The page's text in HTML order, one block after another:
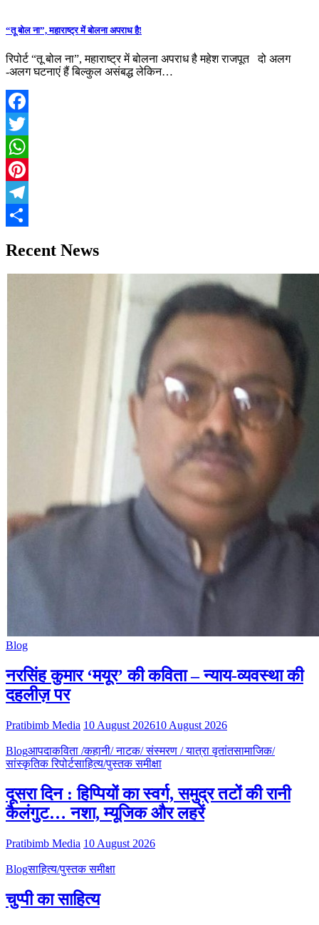
“तू बोल ना”, महाराष्ट्र में बोलना अपराध है!
रिपोर्ट “तू बोल ना”, महाराष्ट्र में बोलना अपराध है महेश राजपूत दो अलग
-अलग घटनाएं हैं बिल्कुल असंबद्ध लेकिन…
Facebook
Twitter
WhatsApp
Pinterest
Telegram
Recent News
Blog
नरसिंह कुमार ‘मयूर’ की कविता – न्याय-व्यवस्था की
दहलीज़ पर
Pratibimb Media 10 August 202610 August 2026
Blogआपदाकविता /कहानी/ नाटक/ संस्मरण / यात्रा वृतांतसामाजिक/
सांस्कृतिक रिपोर्टसाहित्य/पुस्तक समीक्षा
दूसरा दिन : हिप्पियों का स्वर्ग, समुद्र तटों की रानी
कैलंगुट… नशा, म्यूजिक और लहरें
Pratibimb Media 10 August 2026
Blogसाहित्य/पुस्तक समीक्षा
चुप्पी का साहित्य